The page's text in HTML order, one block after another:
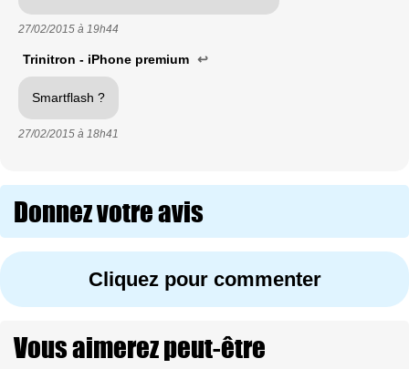
27/02/2015 à 19h44
Trinitron - iPhone premium ↩
Smartflash ?
27/02/2015 à 18h41
Donnez votre avis
Cliquez pour commenter
Vous aimerez peut-être